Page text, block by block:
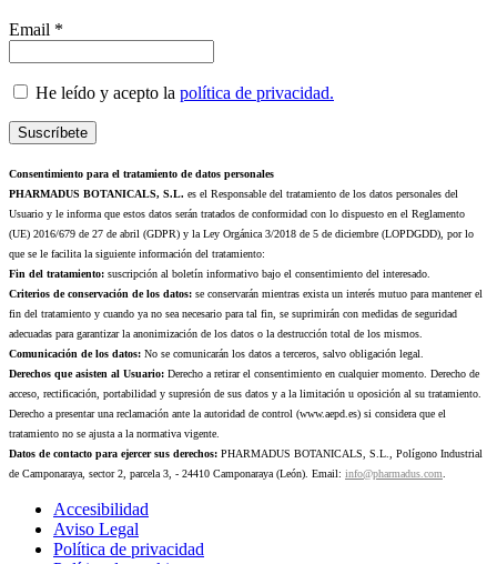
Email *
He leído y acepto la política de privacidad.
Consentimiento para el tratamiento de datos personales
PHARMADUS BOTANICALS, S.L. es el Responsable del tratamiento de los datos personales del
Usuario y le informa que estos datos serán tratados de conformidad con lo dispuesto en el Reglamento
(UE) 2016/679 de 27 de abril (GDPR) y la Ley Orgánica 3/2018 de 5 de diciembre (LOPDGDD), por lo
que se le facilita la siguiente información del tratamiento:
Fin del tratamiento: suscripción al boletín informativo bajo el consentimiento del interesado.
Criterios de conservación de los datos: se conservarán mientras exista un interés mutuo para mantener el
fin del tratamiento y cuando ya no sea necesario para tal fin, se suprimirán con medidas de seguridad
adecuadas para garantizar la anonimización de los datos o la destrucción total de los mismos.
Comunicación de los datos: No se comunicarán los datos a terceros, salvo obligación legal.
Derechos que asisten al Usuario: Derecho a retirar el consentimiento en cualquier momento. Derecho de
acceso, rectificación, portabilidad y supresión de sus datos y a la limitación u oposición al su tratamiento.
Derecho a presentar una reclamación ante la autoridad de control (www.aepd.es) si considera que el
tratamiento no se ajusta a la normativa vigente.
Datos de contacto para ejercer sus derechos: PHARMADUS BOTANICALS, S.L., Polígono Industrial
de Camponaraya, sector 2, parcela 3, - 24410 Camponaraya (León). Email: info@pharmadus.com.
Accesibilidad
Aviso Legal
Política de privacidad